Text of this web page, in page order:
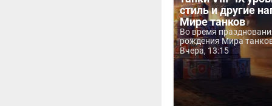
стиль и другие
Мире танков
Во время
рождения Мира
Вчера, 13:15